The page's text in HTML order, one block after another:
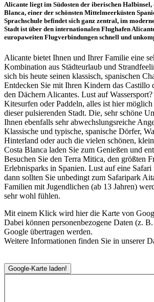
Alicante liegt im Südosten der iberischen
Blanca, einer der schönsten Mittelmeerküsten
Sprachschule befindet sich ganz zentral, im
Stadt ist über den internationalen Flughafen
europaweiten Flugverbindungen schnell und
Alicante bietet Ihnen und Ihrer Familie eine
Kombination aus Städteurlaub und
sich bis heute seinen klassisch, spanischen
Entdecken Sie mit Ihren Kindern das Castillo
den Dächern Alicantes. Lust auf
Kitesurfen oder Paddeln, alles ist hier möglich
dieser pulsierenden Stadt. Die, sehr schöne
Ihnen ebenfalls sehr abwechslungsreiche
Klassische und typische, spanische Dörfer,
Hinterland oder auch die vielen schönen,
Costa Blanca laden Sie zum Genießen und
Besuchen Sie den Terra Mitica, den größten
Erlebnisparks in Spanien. Lust auf eine Safari
dann sollten Sie unbedingt zum Safaripark
Familien mit Jugendlichen (ab 13 Jahren)
sehr wohl fühlen.
Mit einem Klick wird hier die Karte von
Dabei können personenbezogene Daten (z.
Google übertragen werden.
Weitere Informationen finden Sie in unserer
Google-Karte laden!